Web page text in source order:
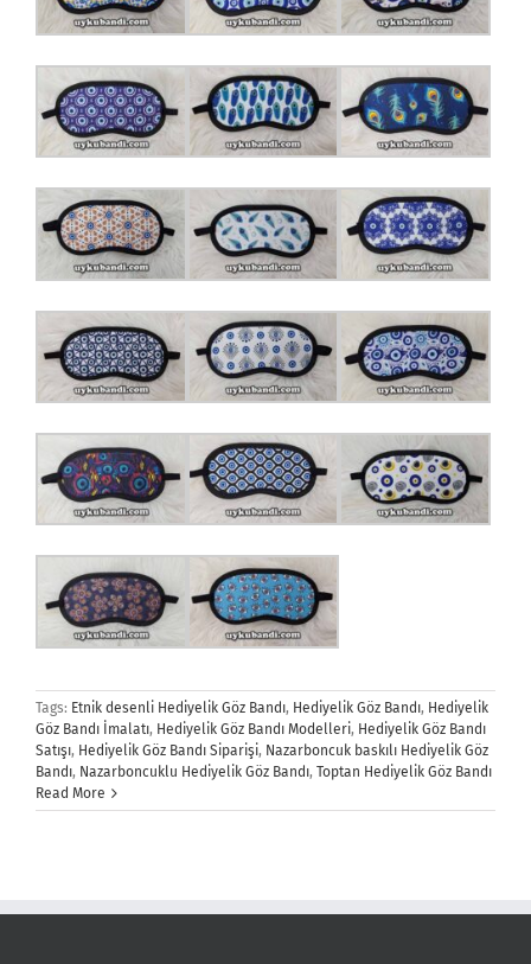
Tags: Etnik desenli Hediyelik Göz Bandı, Hediyelik Göz Bandı, Hediyelik
Göz Bandı İmalatı, Hediyelik Göz Bandı Modelleri, Hediyelik Göz Bandı
Satışı, Hediyelik Göz Bandı Siparişi, Nazarboncuk baskılı Hediyelik Göz
Bandı, Nazarboncuklu Hediyelik Göz Bandı, Toptan Hediyelik Göz Bandı
Read More